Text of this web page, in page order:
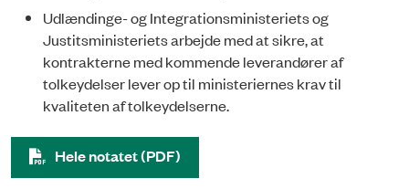
Udlændinge- og Integrationsministeriets og
Justitsministeriets arbejde med at sik­re, at
kontrakterne med kommende leverandører af
tolkeydelser lever op til ministeriernes krav til
kvaliteten af tolkeydelserne.
Hele notatet (PDF)